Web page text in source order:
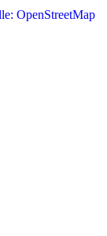
OpenStreetMap